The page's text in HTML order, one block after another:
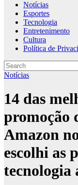
Notícias
Esportes
Tecnologia
Entretenimento
Cultura
Política de
Notícias
14 das
promoção
Amazon
escolhi as
tecnologia